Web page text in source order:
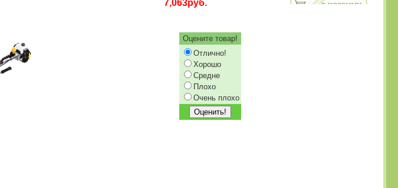
7,063руб.
Оцените товар!
Отлично!
Хорошо
Средне
Плохо
Очень плохо